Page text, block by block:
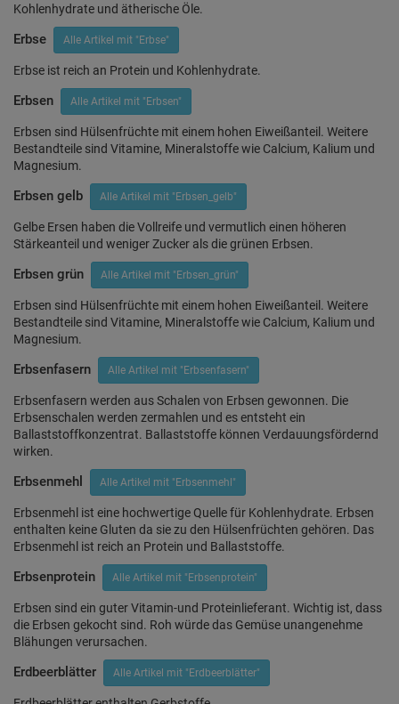
Kohlenhydrate und ätherische Öle.
Erbse Alle Artikel mit "Erbse"
Erbse ist reich an Protein und Kohlenhydrate.
Erbsen Alle Artikel mit "Erbsen"
Erbsen sind Hülsenfrüchte mit einem hohen Eiweißanteil. Weitere
Bestandteile sind Vitamine, Mineralstoffe wie Calcium, Kalium und
Magnesium.
Erbsen gelb Alle Artikel mit "Erbsen_gelb"
Gelbe Ersen haben die Vollreife und vermutlich einen höheren
Stärkeanteil und weniger Zucker als die grünen Erbsen.
Erbsen grün Alle Artikel mit "Erbsen_grün"
Erbsen sind Hülsenfrüchte mit einem hohen Eiweißanteil. Weitere
Bestandteile sind Vitamine, Mineralstoffe wie Calcium, Kalium und
Magnesium.
Erbsenfasern Alle Artikel mit "Erbsenfasern"
Erbsenfasern werden aus Schalen von Erbsen gewonnen. Die
Erbsenschalen werden zermahlen und es entsteht ein
Ballaststoffkonzentrat. Ballaststoffe können Verdauungsfördernd
wirken.
Erbsenmehl Alle Artikel mit "Erbsenmehl"
Erbsenmehl ist eine hochwertige Quelle für Kohlenhydrate. Erbsen
enthalten keine Gluten da sie zu den Hülsenfrüchten gehören. Das
Erbsenmehl ist reich an Protein und Ballaststoffe.
Erbsenprotein Alle Artikel mit "Erbsenprotein"
Erbsen sind ein guter Vitamin-und Proteinlieferant. Wichtig ist, dass
die Erbsen gekocht sind. Roh würde das Gemüse unangenehme
Blähungen verursachen.
Erdbeerblätter Alle Artikel mit "Erdbeerblätter"